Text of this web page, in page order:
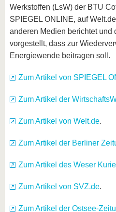
Werkstoffen (LsW) der BTU
SPIEGEL ONLINE, auf
anderen Medien berichtet und
vorgestellt, dass zur
Energiewende beitragen soll.
Zum Artikel von SPIEGEL
Zum Artikel der
Zum Artikel von Welt.de.
Zum Artikel der Berliner
Zum Artikel des Weser
Zum Artikel von SVZ.de.
Zum Artikel der Ostsee-